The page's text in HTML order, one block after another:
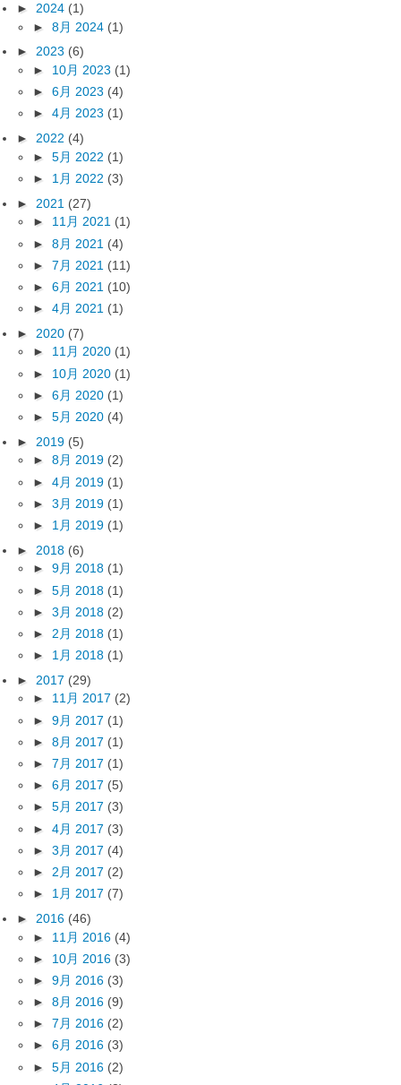
► 2024 (1)
► 8月 2024 (1)
► 2023 (6)
► 10月 2023 (1)
► 6月 2023 (4)
► 4月 2023 (1)
► 2022 (4)
► 5月 2022 (1)
► 1月 2022 (3)
► 2021 (27)
► 11月 2021 (1)
► 8月 2021 (4)
► 7月 2021 (11)
► 6月 2021 (10)
► 4月 2021 (1)
► 2020 (7)
► 11月 2020 (1)
► 10月 2020 (1)
► 6月 2020 (1)
► 5月 2020 (4)
► 2019 (5)
► 8月 2019 (2)
► 4月 2019 (1)
► 3月 2019 (1)
► 1月 2019 (1)
► 2018 (6)
► 9月 2018 (1)
► 5月 2018 (1)
► 3月 2018 (2)
► 2月 2018 (1)
► 1月 2018 (1)
► 2017 (29)
► 11月 2017 (2)
► 9月 2017 (1)
► 8月 2017 (1)
► 7月 2017 (1)
► 6月 2017 (5)
► 5月 2017 (3)
► 4月 2017 (3)
► 3月 2017 (4)
► 2月 2017 (2)
► 1月 2017 (7)
► 2016 (46)
► 11月 2016 (4)
► 10月 2016 (3)
► 9月 2016 (3)
► 8月 2016 (9)
► 7月 2016 (2)
► 6月 2016 (3)
► 5月 2016 (2)